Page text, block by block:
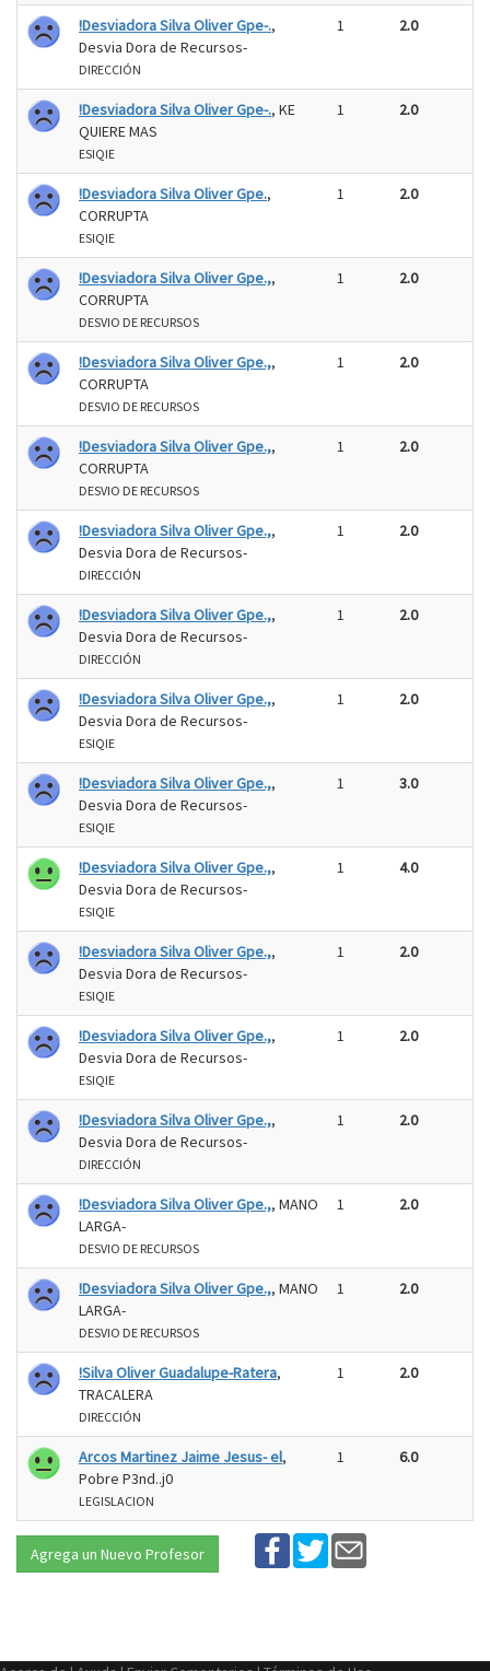
!Desviadora Silva Oliver Gpe-.,
Desvia Dora de Recursos-
DIRECCIÓN
1 2.0
!Desviadora Silva Oliver Gpe-., KE
QUIERE MAS
ESIQIE
1 2.0
!Desviadora Silva Oliver Gpe.,
CORRUPTA
ESIQIE
1 2.0
!Desviadora Silva Oliver Gpe.,,
CORRUPTA
DESVIO DE RECURSOS
1 2.0
!Desviadora Silva Oliver Gpe.,,
CORRUPTA
DESVIO DE RECURSOS
1 2.0
!Desviadora Silva Oliver Gpe.,,
CORRUPTA
DESVIO DE RECURSOS
1 2.0
!Desviadora Silva Oliver Gpe.,,
Desvia Dora de Recursos-
DIRECCIÓN
1 2.0
!Desviadora Silva Oliver Gpe.,,
Desvia Dora de Recursos-
DIRECCIÓN
1 2.0
!Desviadora Silva Oliver Gpe.,,
Desvia Dora de Recursos-
ESIQIE
1 2.0
!Desviadora Silva Oliver Gpe.,,
Desvia Dora de Recursos-
ESIQIE
1 3.0
!Desviadora Silva Oliver Gpe.,,
Desvia Dora de Recursos-
ESIQIE
1 4.0
!Desviadora Silva Oliver Gpe.,,
Desvia Dora de Recursos-
ESIQIE
1 2.0
!Desviadora Silva Oliver Gpe.,,
Desvia Dora de Recursos-
ESIQIE
1 2.0
!Desviadora Silva Oliver Gpe.,,
Desvia Dora de Recursos-
DIRECCIÓN
1 2.0
!Desviadora Silva Oliver Gpe.,, MANO
LARGA-
DESVIO DE RECURSOS
1 2.0
!Desviadora Silva Oliver Gpe.,, MANO
LARGA-
DESVIO DE RECURSOS
1 2.0
!Silva Oliver Guadalupe-Ratera,
TRACALERA
DIRECCIÓN
1 2.0
Arcos Martinez Jaime Jesus- el,
Pobre P3nd..j0
LEGISLACION
1 6.0
Agrega un Nuevo Profesor